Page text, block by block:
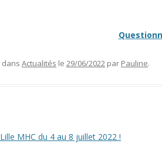
Actualités le 29/06/2022 par Pauline.
MHC du 4 au 8 juillet 2022 !